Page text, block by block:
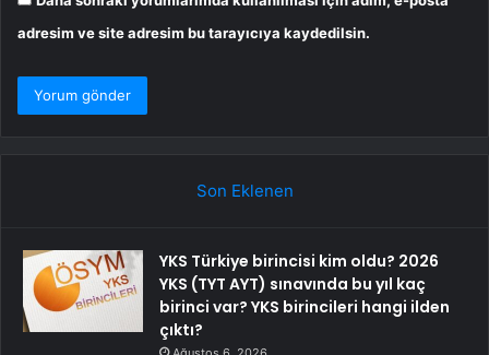
adresim ve site adresim bu tarayıcıya kaydedilsin.
Son Eklenen
YKS Türkiye birincisi kim oldu? 2026
YKS (TYT AYT) sınavında bu yıl kaç
birinci var? YKS birincileri hangi ilden
çıktı?